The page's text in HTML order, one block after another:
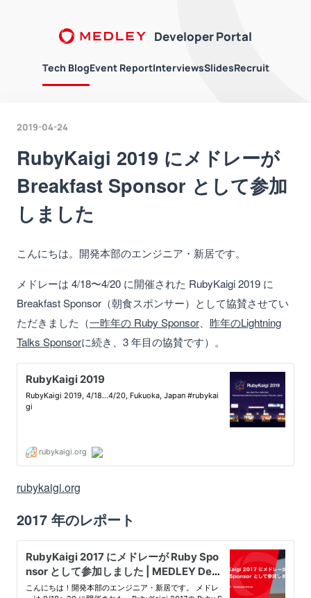
Developer Portal
Tech BlogEvent ReportInterviewsSlidesRecruit
2019-04-24
RubyKaigi 2019 にメドレーが
Breakfast Sponsor として参加
しました
こんにちは。開発本部のエンジニア・新居です。
メドレーは 4/18〜4/20 に開催された RubyKaigi 2019 に
Breakfast Sponsor（朝食スポンサー）として協賛させてい
ただきました（一昨年の Ruby Sponsor 昨年のLightning
Talks Sponsorに続き、3 年目の協賛です）。
rubykaigi.org
2017 年のレポート